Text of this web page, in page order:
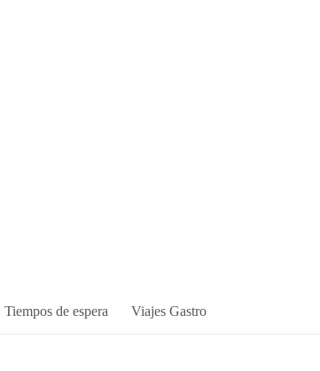
Tiempos de espera Viajes Gastro